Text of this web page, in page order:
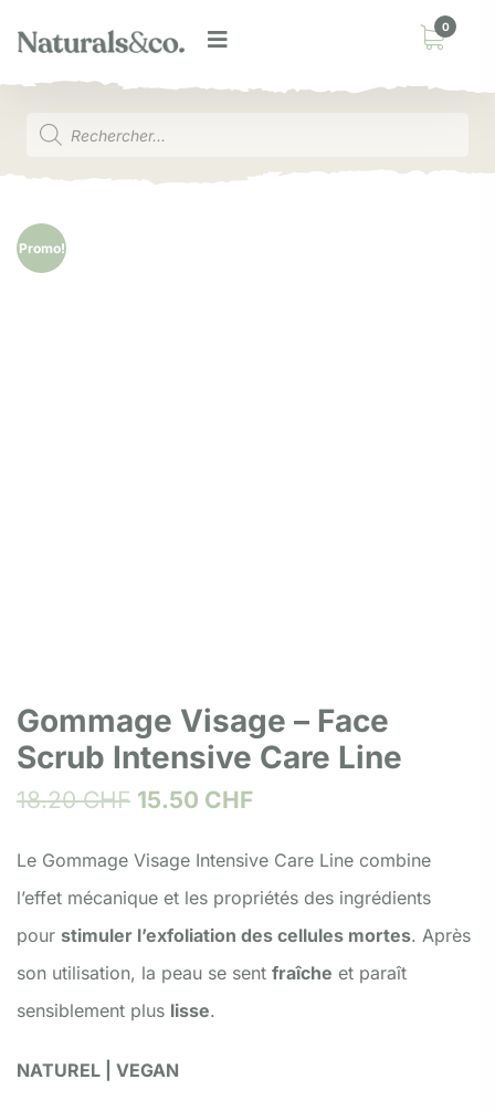
0
Promo!
Gommage Visage – Face
Scrub Intensive Care Line
18.20CHF 15.50 CHF
Le Gommage Visage Intensive Care Line combine
l’effet mécanique et les propriétés des ingrédients
pour stimuler l’exfoliation des cellules mortes. Après
son utilisation, la peau se sent fraîche et paraît
sensiblement plus lisse.
NATUREL | VEGAN